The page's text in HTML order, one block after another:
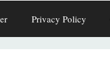
Privacy Policy